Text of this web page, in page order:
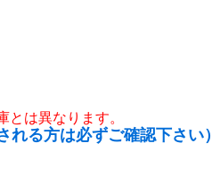
は異なります。
る方は必ずご確認下さい）